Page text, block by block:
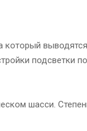
подсветки
шасси.